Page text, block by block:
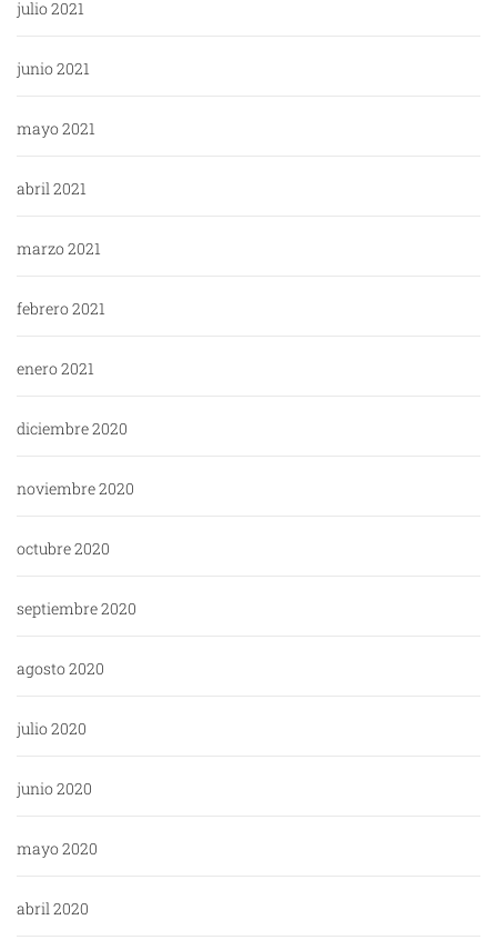
julio 2021
junio 2021
mayo 2021
abril 2021
marzo 2021
febrero 2021
enero 2021
diciembre 2020
noviembre 2020
octubre 2020
septiembre 2020
agosto 2020
julio 2020
junio 2020
mayo 2020
abril 2020